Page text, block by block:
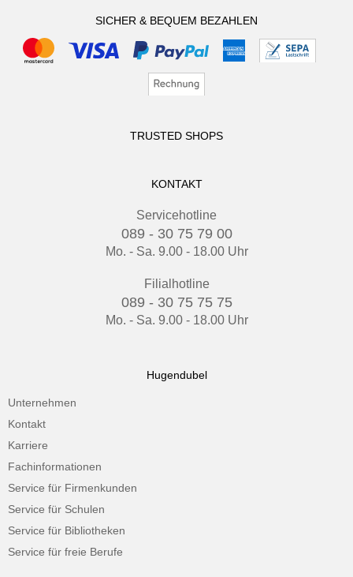
SICHER & BEQUEM BEZAHLEN
TRUSTED SHOPS
KONTAKT
Servicehotline
089 - 30 75 79 00
Mo. - Sa. 9.00 - 18.00 Uhr
Filialhotline
089 - 30 75 75 75
Mo. - Sa. 9.00 - 18.00 Uhr
Hugendubel
Unternehmen
Kontakt
Karriere
Fachinformationen
Service für Firmenkunden
Service für Schulen
Service für Bibliotheken
Service für freie Berufe